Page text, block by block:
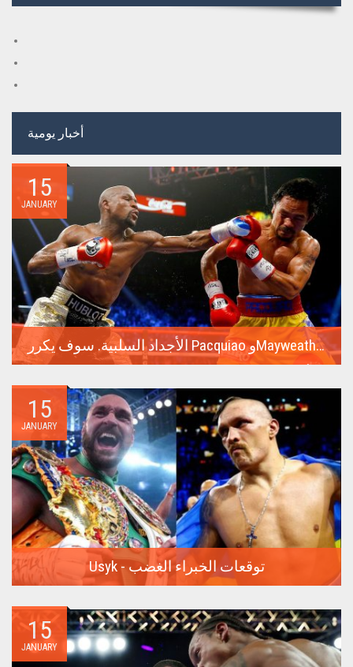
أخبار يومية
15
JANUARY
الأجداد السلبية. سوف يكرر Pacquiao وMayweather معركتهما الناجحة للغاية في عام 2015
وماني...
15
JANUARY
Usyk - توقعات الخبراء الغضب
في...
15
JANUARY